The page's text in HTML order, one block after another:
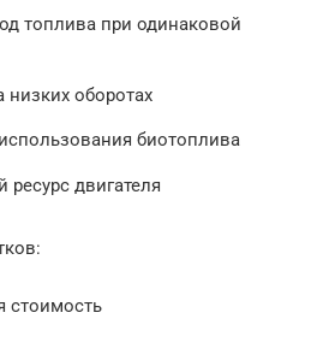
топлива при одинаковой
низких оборотах
биотоплива
двигателя
стоимость